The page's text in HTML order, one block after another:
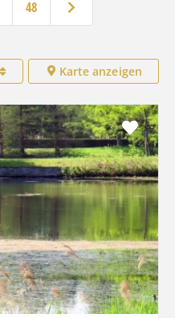
48 Ältere Beiträge
Karte anzeigen